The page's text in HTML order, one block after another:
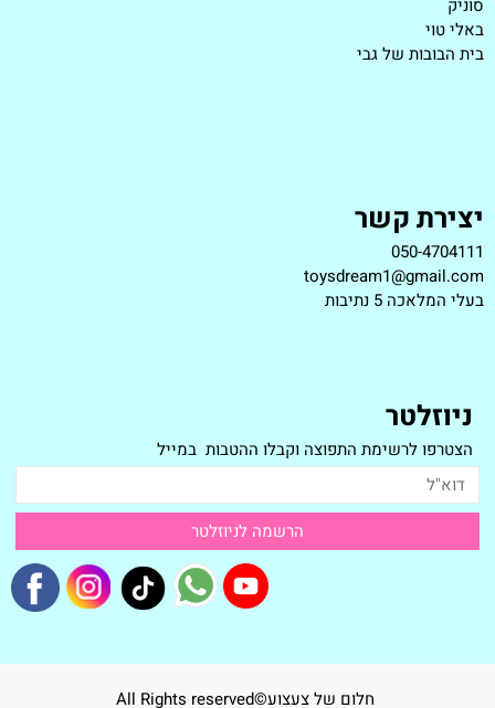
סוניק
באלי טוי
בית הבובות של גבי
יצירת קשר
050-4704111
toysdream1@gmail.com
בעלי המלאכה 5 נתיבות
ניוזלטר
הצטרפו לרשימת התפוצה וקבלו ההטבות במייל
חלום של צעצוע©All Rights reserved